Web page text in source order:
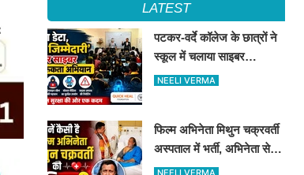
LATEST
पटकर-वर्दे कॉलेज के छात्रों ने
स्कूल में चलाया साइबर
जागरूकता अभियान, डिजिटल
NEELI VERMA
फिल्म अभिनेता मिथुन चक्रवर्ती
अस्पताल में भर्ती, अभिनेता से
मिले CM शुभेंदु अधिकारी